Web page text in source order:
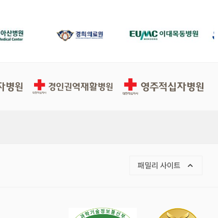
경인권역재활병원 영주적십자병원
패밀리 사이트 목록 열기